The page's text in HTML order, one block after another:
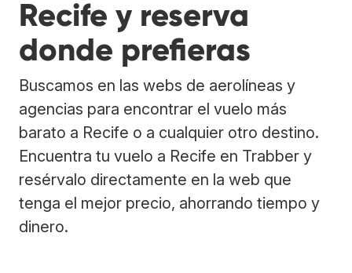
Recife y reserva
donde prefieras
Buscamos en las webs de aerolíneas y
agencias para encontrar el vuelo más
barato a Recife o a cualquier otro destino.
Encuentra tu vuelo a Recife en Trabber y
resérvalo directamente en la web que
tenga el mejor precio, ahorrando tiempo y
dinero.